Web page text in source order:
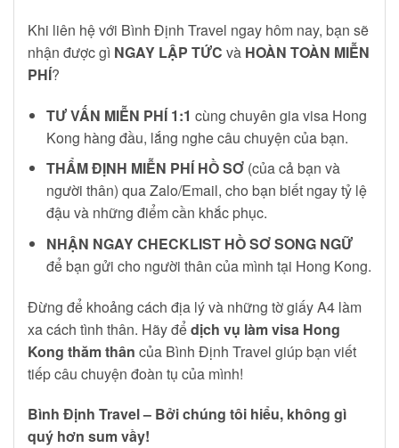
Khi liên hệ với Bình Định Travel ngay hôm nay, bạn sẽ
nhận được gì NGAY LẬP TỨC và HOÀN TOÀN MIỄN
PHÍ?
TƯ VẤN MIỄN PHÍ 1:1 cùng chuyên gia visa Hong
Kong hàng đầu, lắng nghe câu chuyện của bạn.
THẨM ĐỊNH MIỄN PHÍ HỒ SƠ(của cả bạn và
người thân) qua Zalo/Email, cho bạn biết ngay tỷ lệ
đậu và những điểm cần khắc phục.
NHẬN NGAY CHECKLIST HỒ SƠ SONG NGỮ
để bạn gửi cho người thân của mình tại Hong Kong.
Đừng để khoảng cách địa lý và những tờ giấy A4 làm
xa cách tình thân. Hãy đểdịch vụ làm visa Hong
Kong thăm thân của Bình Định Travel giúp bạn viết
tiếp câu chuyện đoàn tụ của mình!
Bình Định Travel – Bởi chúng tôi hiểu, không gì
quý hơn sum vầy!